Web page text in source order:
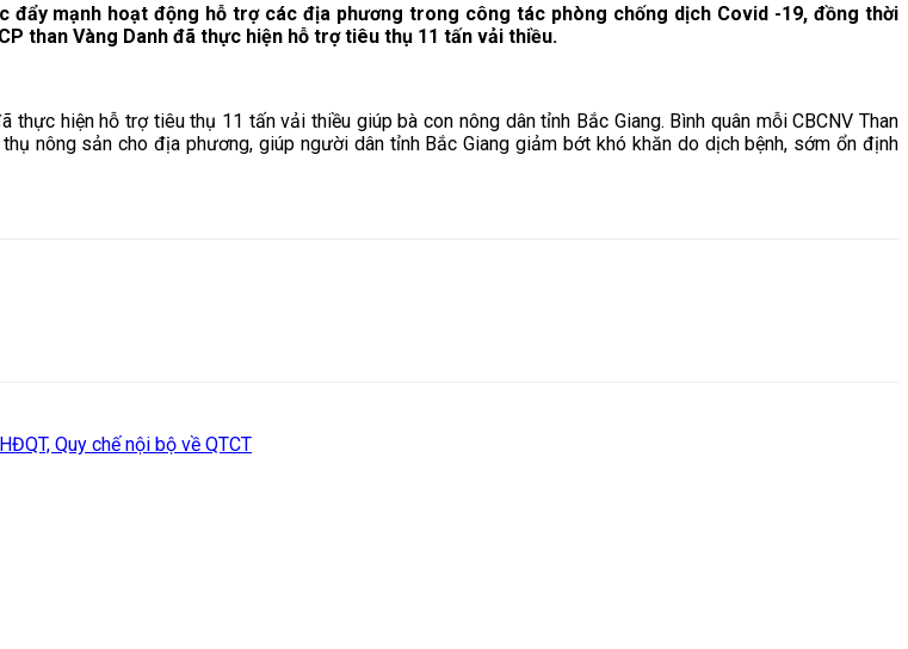
mạnh hoạt động hỗ trợ các địa phương trong công tác phòng chống dịch Covid -19, đồng thời
than Vàng Danh đã thực hiện hỗ trợ tiêu thụ 11 tấn vải thiều.
hiện hỗ trợ tiêu thụ 11 tấn vải thiều giúp bà con nông dân tỉnh Bắc Giang. Bình quân mỗi CBCNV Than
nông sản cho địa phương, giúp người dân tỉnh Bắc Giang giảm bớt khó khăn do dịch bệnh, sớm ổn định
Quy chế nội bộ về QTCT